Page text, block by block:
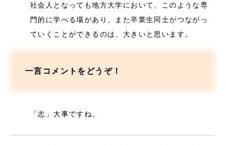
社会人となっても地方大学において、このような専
門的に学べる場があり、また卒業生同士がつながっ
ていくことができるのは、大きいと思います。
一言コメントをどうぞ！
「志」大事ですね。